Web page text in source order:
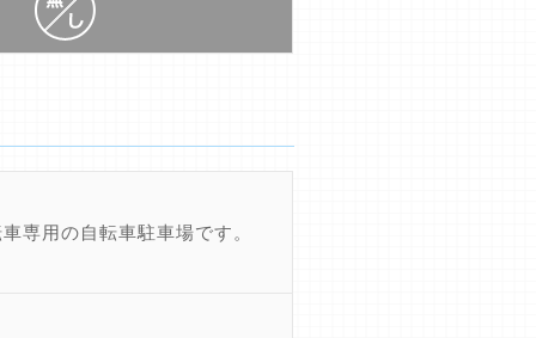
専用の自転車駐車場です。